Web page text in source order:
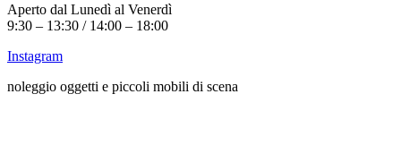
Aperto dal Lunedì al Venerdì
9:30 – 13:30 / 14:00 – 18:00
Instagram
noleggio oggetti e piccoli mobili di scena